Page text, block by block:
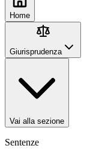
Home
Giurisprudenza
Vai alla sezione
Sentenze